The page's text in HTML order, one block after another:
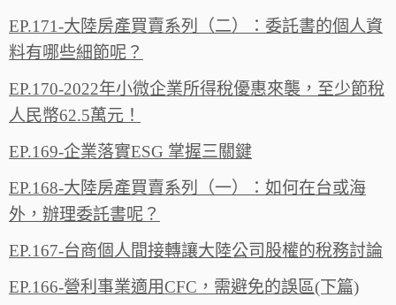
EP.171-大陸房產買賣系列（二）：委託書的個人資
料有哪些細節呢？
EP.170-2022年小微企業所得稅優惠來襲，至少節稅
人民幣62.5萬元！
EP.169-企業落實ESG 掌握三關鍵
EP.168-大陸房產買賣系列（一）：如何在台或海
外，辦理委託書呢？
EP.167-台商個人間接轉讓大陸公司股權的稅務討論
EP.166-營利事業適用CFC，需避免的誤區(下篇)